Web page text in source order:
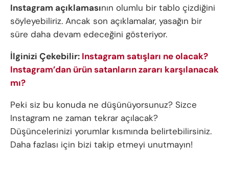
Instagram açıklamasının olumlu bir tablo çizdiğini
söyleyebiliriz. Ancak son açıklamalar, yasağın bir
süre daha devam edeceğini gösteriyor.
İlginizi Çekebilir: Instagram satışları ne olacak?
Instagram’dan ürün satanların zararı karşılanacak
mı?
Peki siz bu konuda ne düşünüyorsunuz? Sizce
Instagram ne zaman tekrar açılacak?
Düşüncelerinizi yorumlar kısmında belirtebilirsiniz.
Daha fazlası için bizi takip etmeyi unutmayın!